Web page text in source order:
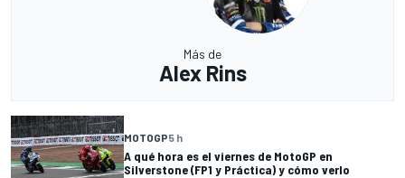
Más de
Alex Rins
MOTOGP5 h
A qué hora es el viernes de MotoGP en
Silverstone (FP1 y Práctica) y cómo verlo